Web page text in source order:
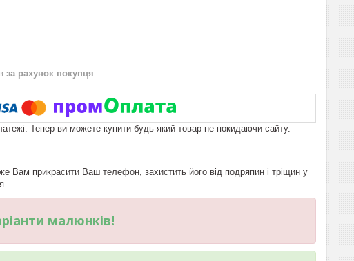
за рахунок покупця
Тепер ви можете купити будь-який товар не покидаючи сайту.
Вам прикрасити Ваш телефон, захистить його від подряпин і тріщин у
малюнків!